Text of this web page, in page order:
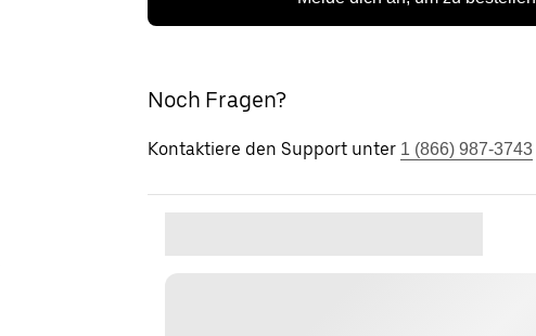
Noch Fragen?
Kontaktiere den Support unter 1 (866) 987-3743